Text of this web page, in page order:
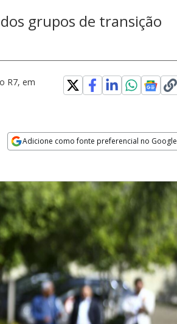
grupos de transição
R7, em
Adicione como fonte preferencial no Google